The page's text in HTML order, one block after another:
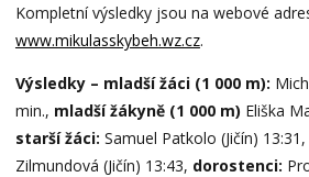
Kompletní výsledky jsou na webové
www.mikulasskybeh.wz.cz.
Výsledky – mladší žáci (1 000 m):
min., mladší žákyně (1 000 m) Eliška
starší žáci: Samuel Patkolo (Jičín) 13:31,
Zilmundová (Jičín) 13:43, dorostenci: